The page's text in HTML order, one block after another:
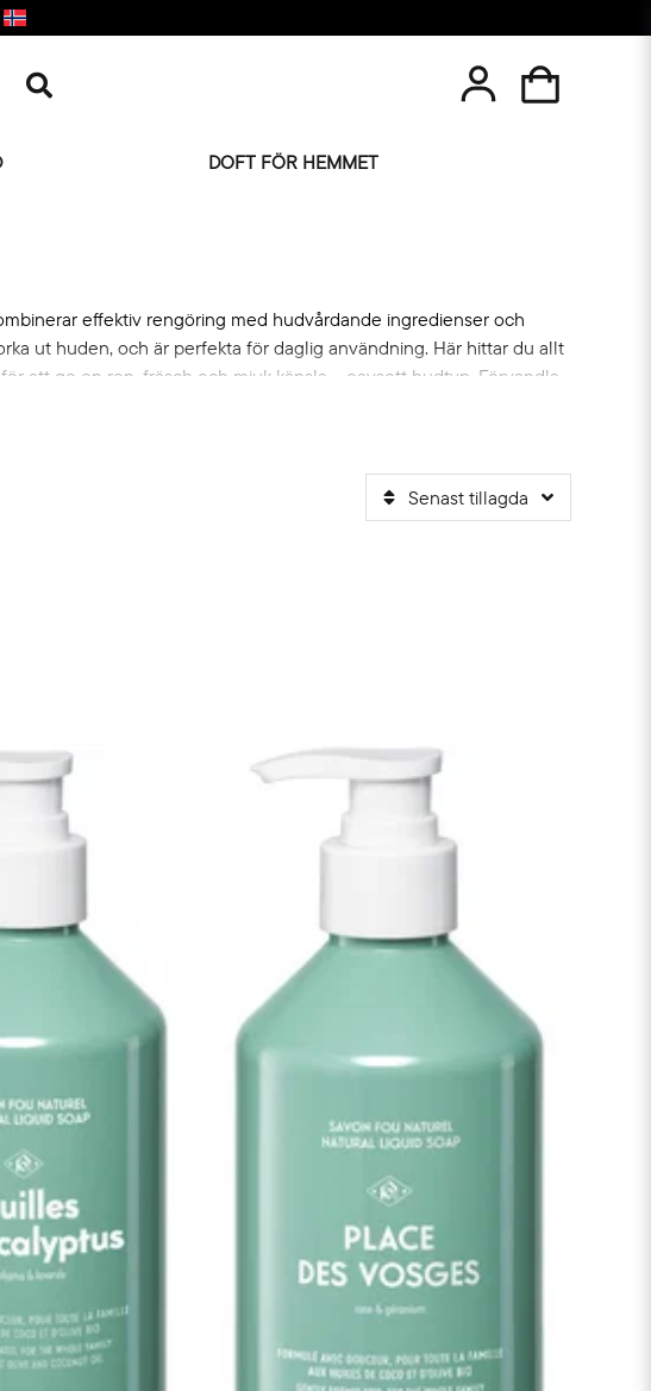
DOFT FÖR HEMMET
effektiv rengöring med hudvårdande ingredienser och
ut huden, och är perfekta för daglig användning. Här hittar du allt
att ge en ren, fräsch och mjuk känsla – oavsett hudtyp. Förvandla
Senast tillagda